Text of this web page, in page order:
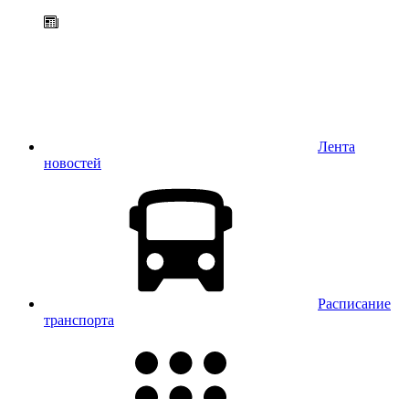
Лента
новостей
Расписание
транспорта